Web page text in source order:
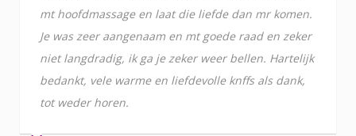
mt hoofdmassage en laat die liefde dan mr komen.
Je was zeer aangenaam en mt goede raad en zeker
niet langdradig, ik ga je zeker weer bellen. Hartelijk
bedankt, vele warme en liefdevolle knffs als dank,
tot weder horen.